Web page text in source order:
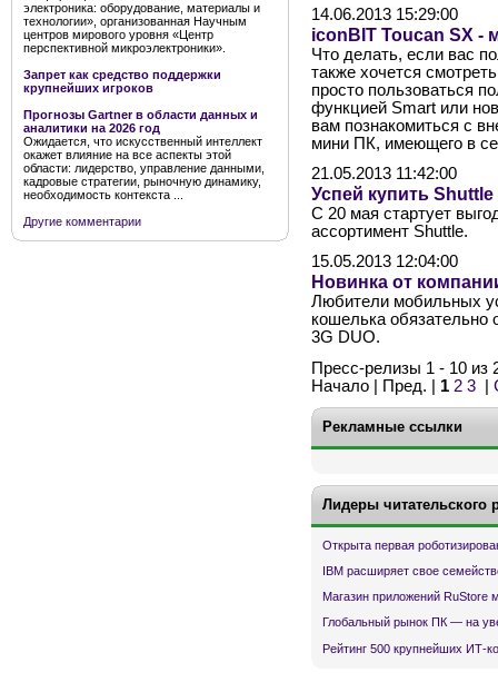
электроника: оборудование, материалы и
технологии», организованная Научным
центров мирового уровня «Центр
перспективной микроэлектроники».
Запрет как средство поддержки
крупнейших игроков
Прогнозы Gartner в области данных и
аналитики на 2026 год
Ожидается, что искусственный интеллект
окажет влияние на все аспекты этой
области: лидерство, управление данными,
кадровые стратегии, рыночную динамику,
необходимость контекста ...
Другие комментарии
14.06.2013 15:29:00
iconBIT Toucan SX -
Что делать, если вас
также хочется
просто пользоваться
функцией Smart или
вам познакомиться с
мини ПК, имеющего в
21.05.2013 11:42:00
Успей купить
С 20 мая стартует
ассортимент Shuttle.
15.05.2013 12:04:00
Новинка от
Любители мобильных
кошелька обязательно
3G DUO.
Пресс-релизы 1 - 10 из
Начало | Пред. | 1 2 3
Рекламные ссылки
Лидеры читательского
Открыта первая
IBM расширяет свое
Магазин приложений RuStore
Глобальный рынок ПК — на
Рейтинг 500 крупнейших ИТ-